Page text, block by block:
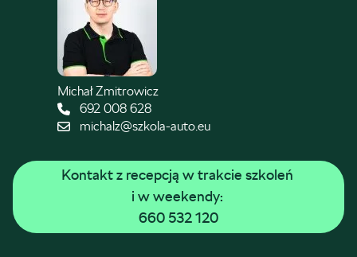
Michał Zmitrowicz
692 008 628
michalz@szkola-auto.eu
Kontakt z recepcją w trakcie szkoleń
i w weekendy:
660 532 120